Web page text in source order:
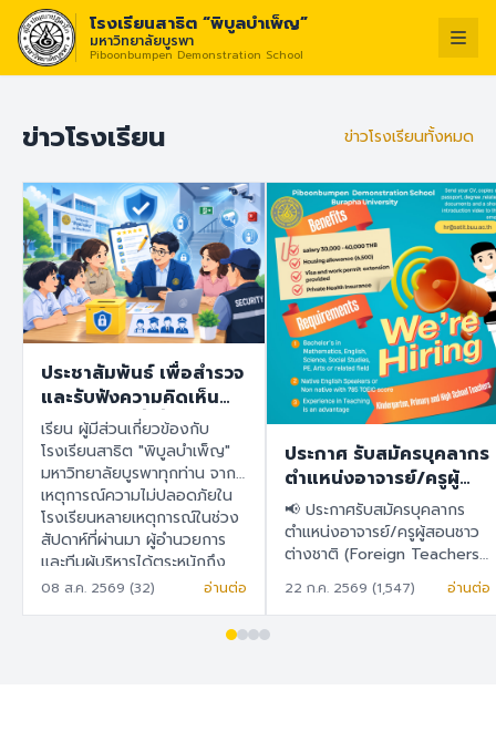
โรงเรียนสาธิต “พิบูลบำเพ็ญ”
มหาวิทยาลัยบูรพา
Piboonbumpen Demonstration School
ข่าวโรงเรียน ข่าวโรงเรียนทั้งหมด
ประชาสัมพันธ์ เพื่อสำรวจ
และรับฟังความคิดเห็น
ของทุกฝ่ายที่เกี่ยวข้องกับ
โรงเรียนสาธิต "พิบูล
บำเพ็ญ" มหาวิทยาลัย
บูรพา เพื่อนำข้อมูลไปใช้
ในการวางแผน พัฒนา
และยกระดับระบบความ
ปลอดภัยของโรงเรียน
อย่างเป็นรูปธรรม
เรียน ผู้มีส่วนเกี่ยวข้องกับ
โรงเรียนสาธิต "พิบูลบำเพ็ญ"
มหาวิทยาลัยบูรพาทุกท่าน จาก
เหตุการณ์ความไม่ปลอดภัยใน
โรงเรียนหลายเหตุการณ์ในช่วง
สัปดาห์ที่ผ่านมา ผู้อำนวยการ
และทีมผู้บริหารได้ตระหนักถึง
ความปลอดภัยในโรงเรียนเป็น
มั่นในการพัฒนาสภาพแวดล้อม
08 ส.ค. 2569 (32) อ่านต่อ
ประกาศ รับสมัครบุคลากร
ตำแหน่งอาจารย์/ครูผู้
สอนชาวต่างชาติ
(Foreign Teachers)
📢 ประกาศรับสมัครบุคลากร
ตำแหน่งอาจารย์/ครูผู้สอนชาว
ต่างชาติ (Foreign Teachers)
โรงเรียนสาธิต "พิบูลบำเพ็ญ"
มหาวิทยาลัยบูรพา 🇹🇭 ภาษา
ไทย โรงเรียนสาธิต "พิบูล
22 ก.ค. 2569 (1,547) อ่านต่อ